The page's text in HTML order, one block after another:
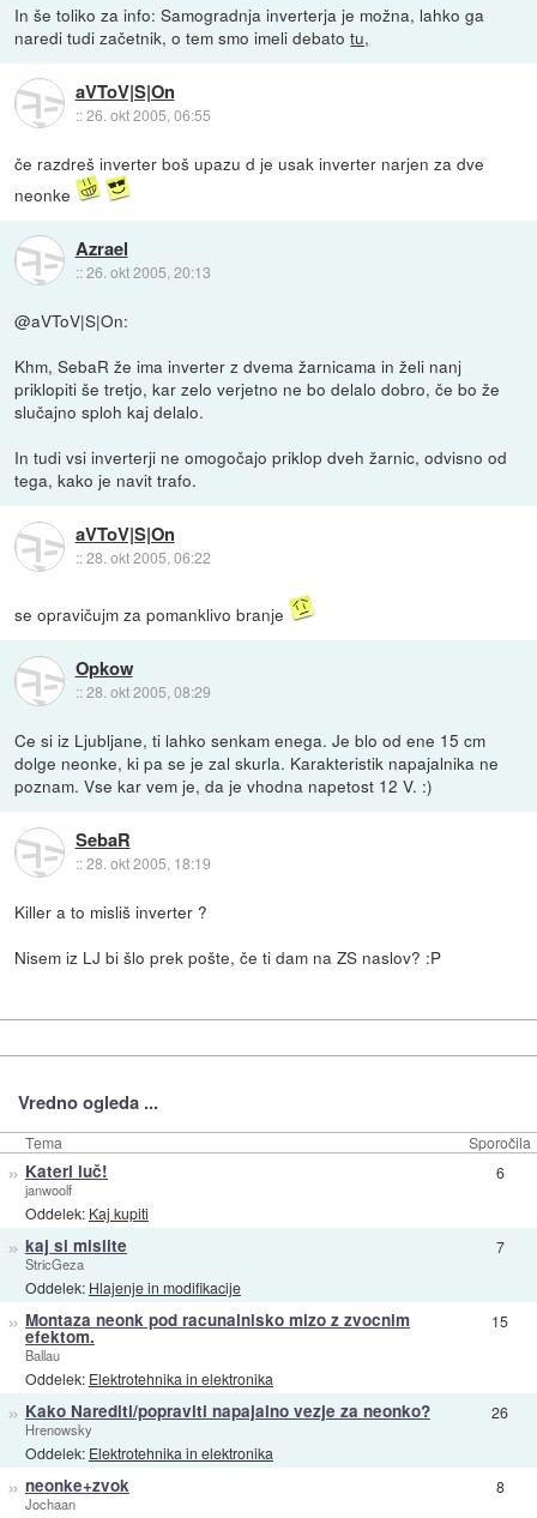
In še toliko za info: Samogradnja inverterja je možna, lahko ga
naredi tudi začetnik, o tem smo imeli debatotu,
aVToV|S|On
::26. okt 2005, 06:55
če razdreš inverter boš upazu d je usak inverter narjen za dve
neonke
Azrael
::26. okt 2005, 20:13
@aVToV|S|On:
Khm, SebaR že ima inverter z dvema žarnicama in želi nanj
priklopiti še tretjo, kar zelo verjetno ne bo delalo dobro, če bo že
slučajno sploh kaj delalo.
In tudi vsi inverterji ne omogočajo priklop dveh žarnic, odvisno od
tega, kako je navit trafo.
aVToV|S|On
::28. okt 2005, 06:22
se opravičujm za pomanklivo branje
Opkow
::28. okt 2005, 08:29
Ce si iz Ljubljane, ti lahko senkam enega. Je blo od ene 15 cm
dolge neonke, ki pa se je zal skurla. Karakteristik napajalnika ne
poznam. Vse kar vem je, da je vhodna napetost 12 V. :)
SebaR
::28. okt 2005, 18:19
Killer a to misliš inverter ?
Nisem iz LJ bi šlo prek pošte, če ti dam na ZS naslov? :P
Vredno ogleda ...
Tema Sporočila
» Kateri luč!
janwoolf
Oddelek: Kaj kupiti
6
» kaj si mislite
StricGeza
Oddelek: Hlajenje in modifikacije
7
» Montaza neonk pod racunalnisko mizo z zvocnim
efektom.
Ballau
Oddelek: Elektrotehnika in elektronika
15
» Kako Narediti/popraviti napajalno vezje za neonko?
Hrenowsky
Oddelek: Elektrotehnika in elektronika
26
» neonke+zvok
Jochaan
8